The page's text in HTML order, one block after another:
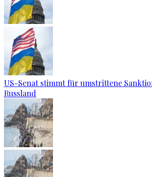
US-Senat stimmt für umstrittene
Russland